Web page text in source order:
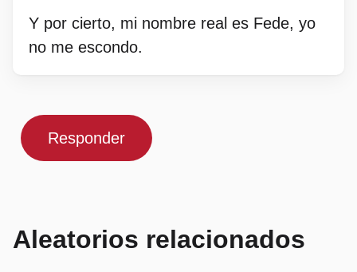
Y por cierto, mi nombre real es Fede, yo
no me escondo.
Responder
Aleatorios relacionados